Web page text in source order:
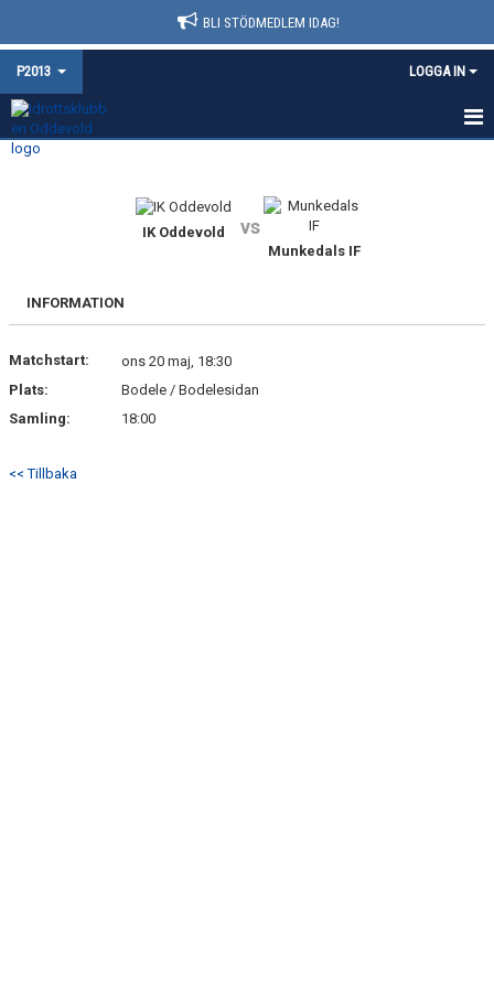
BLI STÖDMEDLEM IDAG!
P2013 LOGGA IN
HEM
MATCHER
TRUPPEN
BILDGALLERI
IK Oddevold vs
Munkedals IF
INFORMATION
Matchstart:
ons 20 maj, 18:30
Plats:
Bodele / Bodelesidan
Samling:
18:00
<< Tillbaka